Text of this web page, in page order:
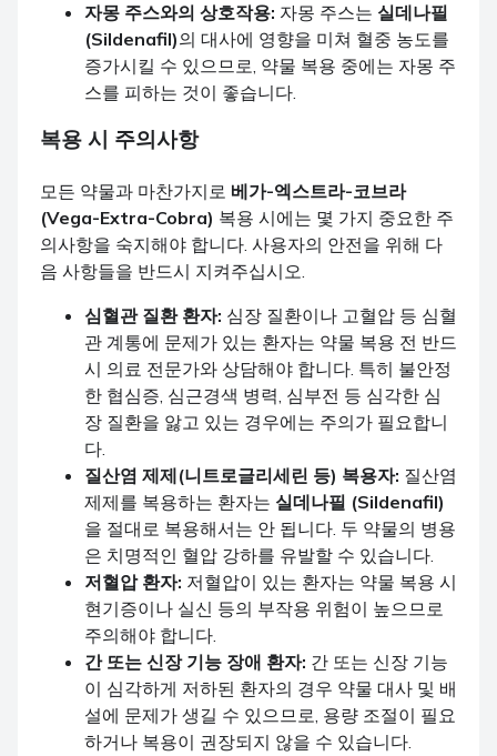
자몽 주스와의 상호작용: 자몽 주스는 실데나필
(Sildenafil)의 대사에 영향을 미쳐 혈중 농도를
증가시킬 수 있으므로, 약물 복용 중에는 자몽 주
스를 피하는 것이 좋습니다.
복용 시 주의사항
모든 약물과 마찬가지로 베가-엑스트라-코브라
(Vega-Extra-Cobra) 복용 시에는 몇 가지 중요한 주
의사항을 숙지해야 합니다. 사용자의 안전을 위해 다
음 사항들을 반드시 지켜주십시오.
심혈관 질환 환자: 심장 질환이나 고혈압 등 심혈
관 계통에 문제가 있는 환자는 약물 복용 전 반드
시 의료 전문가와 상담해야 합니다. 특히 불안정
한 협심증, 심근경색 병력, 심부전 등 심각한 심
장 질환을 앓고 있는 경우에는 주의가 필요합니
다.
질산염 제제(니트로글리세린 등) 복용자: 질산염
제제를 복용하는 환자는 실데나필 (Sildenafil)
을 절대로 복용해서는 안 됩니다. 두 약물의 병용
은 치명적인 혈압 강하를 유발할 수 있습니다.
저혈압 환자: 저혈압이 있는 환자는 약물 복용 시
현기증이나 실신 등의 부작용 위험이 높으므로
주의해야 합니다.
간 또는 신장 기능 장애 환자: 간 또는 신장 기능
이 심각하게 저하된 환자의 경우 약물 대사 및 배
설에 문제가 생길 수 있으므로, 용량 조절이 필요
하거나 복용이 권장되지 않을 수 있습니다.